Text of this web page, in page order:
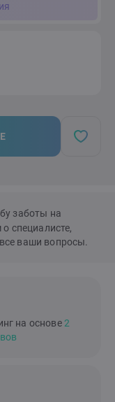
заботы на
специалисте,
ваши вопросы.
на основе2